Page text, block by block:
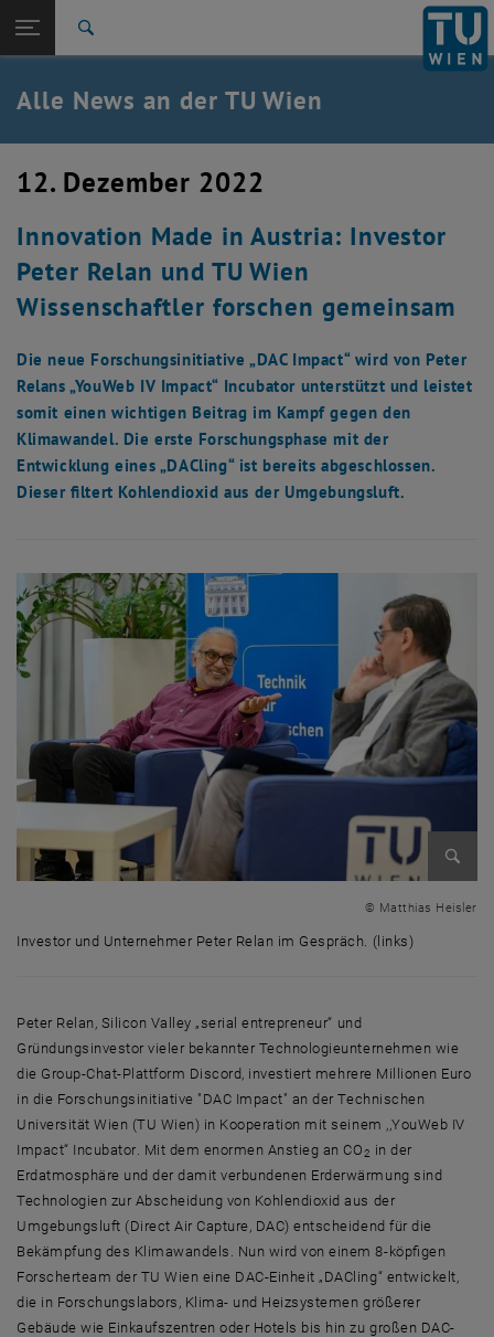
TU Login
Quicklinks
Quicklinks-Menü umschalten
Studium
Karriere
Zurück: Subseiten von TU Wien Startseite auflisten
Zurück zur letzten Ebene:
TU Wien Startseite
Übersicht
Alle News an der TU Wien
12. Dezember 2022
Innovation Made in Austria: Investor
Peter Relan und TU Wien
Wissenschaftler forschen gemeinsam
Die neue Forschungsinitiative „DAC Impact“ wird von Peter
Relans „YouWeb IV Impact“ Incubator unterstützt und leistet
somit einen wichtigen Beitrag im Kampf gegen den
Klimawandel. Die erste Forschungsphase mit der
Entwicklung eines „DACling“ ist bereits abgeschlossen.
Dieser filtert Kohlendioxid aus der Umgebungsluft.
© Matthias Heisler
Investor und Unternehmer Peter Relan im Gespräch. (links)
Peter Relan, Silicon Valley „serial entrepreneur“ und
Gründungsinvestor vieler bekannter Technologieunternehmen wie
die Group-Chat-Plattform Discord , investiert mehrere Millionen Euro
in die Forschungsinitiative "DAC Impact" an der Technischen
Universität Wien (TU Wien) in Kooperation mit seinem ,,YouWeb IV
Impact“ Incubator . Mit dem enormen Anstieg an CO2 in der
Erdatmosphäre und der damit verbundenen Erderwärmung sind
Technologien zur Abscheidung von Kohlendioxid aus der
Umgebungsluft (Direct Air Capture , DAC) entscheidend für die
Bekämpfung des Klimawandels. Nun wird von einem 8-köpfigen
Forscherteam der TU Wien eine DAC-Einheit „DACling“ entwickelt,
die in Forschungslabors, Klima- und Heizsystemen größerer
Gebäude wie Einkaufszentren oder Hotels bis hin zu großen DAC-